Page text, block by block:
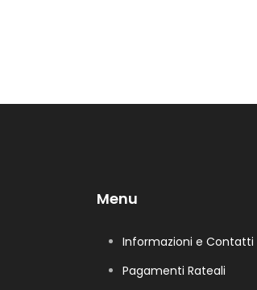
Menu
Informazioni e Contatti
Pagamenti Rateali